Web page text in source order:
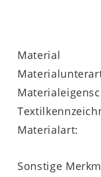
unten 3 cm
Oberfläche
erhältlich
Material
Materialart:
Sonstige